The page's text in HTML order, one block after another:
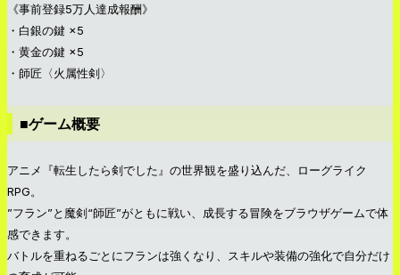
《事前登録5万人達成報酬》
・白銀の鍵 ×5
・黄金の鍵 ×5
・師匠〈火属性剣〉
■ゲーム概要
アニメ『転生したら剣でした』の世界観を盛り込んだ、ローグライク
RPG。
”フラン”と魔剣“師匠”がともに戦い、成長する冒険をブラウザゲームで体
感できます。
バトルを重ねるごとにフランは強くなり、スキルや装備の強化で自分だけ